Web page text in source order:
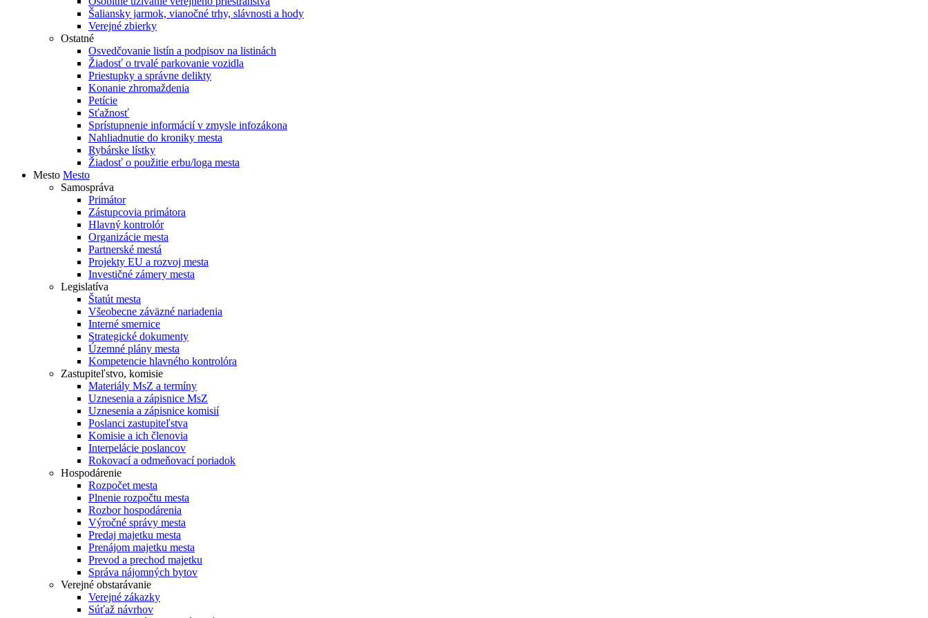
Šaliansky jarmok, vianočné trhy, slávnosti a hody
Verejné zbierky
Ostatné
Osvedčovanie listín a podpisov na listinách
Žiadosť o trvalé parkovanie vozidla
Priestupky a správne delikty
Konanie zhromaždenia
Petície
Sťažnosť
Sprístupnenie informácií v zmysle infozákona
Nahliadnutie do kroniky mesta
Rybárske lístky
Žiadosť o použitie erbu/loga mesta
Mesto Mesto
Samospráva
Primátor
Zástupcovia primátora
Hlavný kontrolór
Organizácie mesta
Partnerské mestá
Projekty EU a rozvoj mesta
Investičné zámery mesta
Legislatíva
Štatút mesta
Všeobecne záväzné nariadenia
Interné smernice
Strategické dokumenty
Územné plány mesta
Kompetencie hlavného kontrolóra
Zastupiteľstvo, komisie
Materiály MsZ a termíny
Uznesenia a zápisnice MsZ
Uznesenia a zápisnice komisií
Poslanci zastupiteľstva
Komisie a ich členovia
Interpelácie poslancov
Rokovací a odmeňovací poriadok
Hospodárenie
Rozpočet mesta
Plnenie rozpočtu mesta
Rozbor hospodárenia
Výročné správy mesta
Predaj majetku mesta
Prenájom majetku mesta
Prevod a prechod majetku
Správa nájomných bytov
Verejné obstarávanie
Verejné zákazky
Súťaž návrhov